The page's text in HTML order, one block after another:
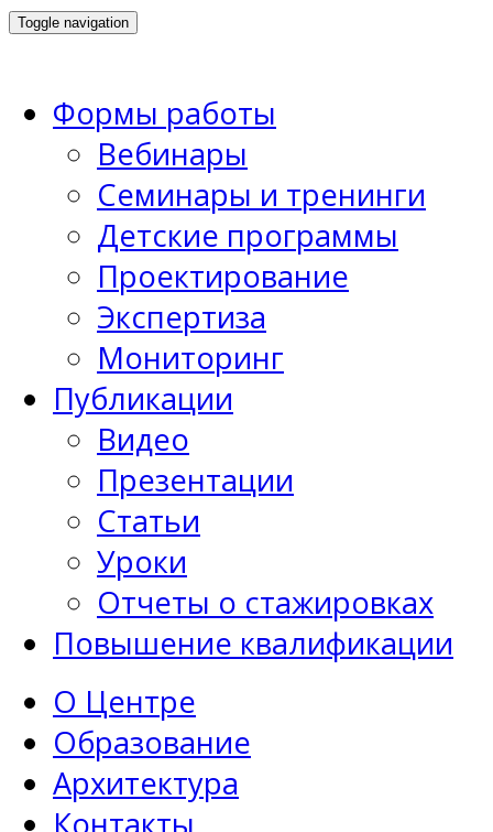
Toggle navigation
Формы работы
Вебинары
Семинары и тренинги
Детские программы
Проектирование
Экспертиза
Мониторинг
Публикации
Видео
Презентации
Статьи
Уроки
Отчеты о стажировках
Повышение квалификации
О Центре
Образование
Архитектура
Контакты